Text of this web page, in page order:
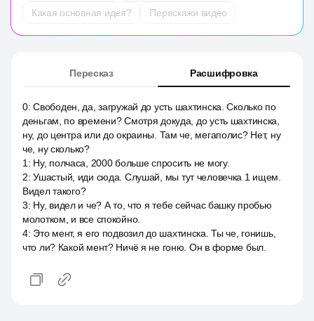
Какая основная идея?
Перескажи видео
Пересказ Расшифровка
0:Свободен, да, загружай до усть шахтинска. Сколько по
деньгам, по времени? Смотря докуда, до усть шахтинска,
ну, до центра или до окраины. Там че, мегаполис? Нет, ну
че, ну сколько?
1 : Ну, полчаса, 2000 больше спросить не могу.
2:Ушастый, иди сюда. Слушай, мы тут человечка 1 ищем.
Видел такого?
3: Ну, видел и че? А то, что я тебе сейчас башку пробью
молотком, и все спокойно.
4: Это мент, я его подвозил до шахтинска. Ты че, гонишь,
что ли? Какой мент? Ничё я не гоню. Он в форме был.